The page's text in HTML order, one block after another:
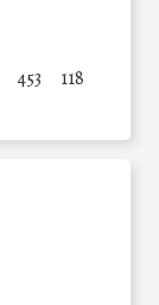
453 118